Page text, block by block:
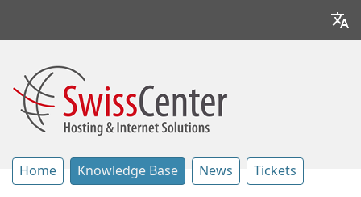
Home Knowledge Base News Tickets